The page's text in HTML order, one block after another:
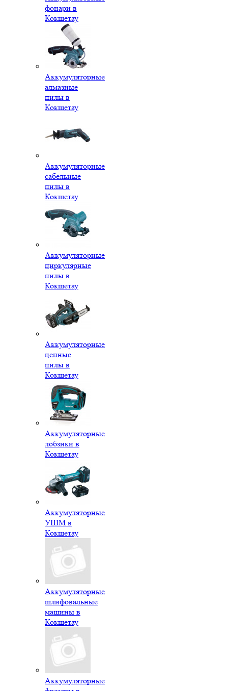
фонари в
Кокшетау
Аккумуляторные
алмазные
пилы в
Кокшетау
Аккумуляторные
сабельные
пилы в
Кокшетау
Аккумуляторные
циркулярные
пилы в
Кокшетау
Аккумуляторные
цепные
пилы в
Кокшетау
Аккумуляторные
лобзики в
Кокшетау
Аккумуляторные
УШМ в
Кокшетау
Аккумуляторные
шлифовальные
машины в
Кокшетау
Аккумуляторные